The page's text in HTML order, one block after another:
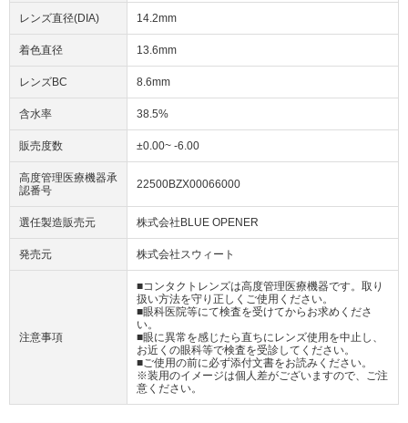
レンズ直径(DIA) 14.2mm
着色直径 13.6mm
レンズBC 8.6mm
含水率 38.5%
販売度数 ±0.00~ -6.00
高度管理医療機器承
認番号
22500BZX00066000
選任製造販売元 株式会社BLUE OPENER
発売元 株式会社スウィート
注意事項
■コンタクトレンズは高度管理医療機器です。取り
扱い方法を守り正しくご使用ください。
■眼科医院等にて検査を受けてからお求めくださ
い。
■眼に異常を感じたら直ちにレンズ使用を中止し、
お近くの眼科等で検査を受診してください。
■ご使用の前に必ず添付文書をお読みください。
※装用のイメージは個人差がございますので、ご注
意ください。